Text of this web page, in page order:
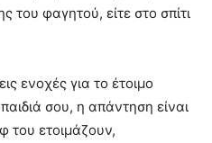
φαγητού, είτε στο σπίτι
ενοχές για το έτοιμο
σου, η απάντηση είναι
του ετοιμάζουν,